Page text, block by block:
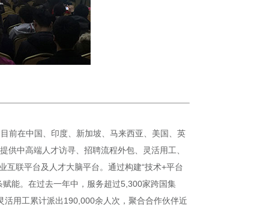
前在中国、印度、新加坡、马来西亚、美国、英
中高端人才访寻、招聘流程外包、灵活用工、
互联平台及人才大脑平台。通过构建“技术+平台
能。在过去一年中，服务超过5,300家跨国集
用工累计派出190,000余人次，聚合合作伙伴近